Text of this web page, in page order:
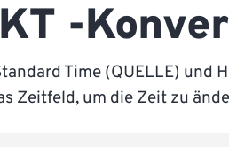
-
Time (QUELLE) und
Zeitfeld, um die Zeit zu